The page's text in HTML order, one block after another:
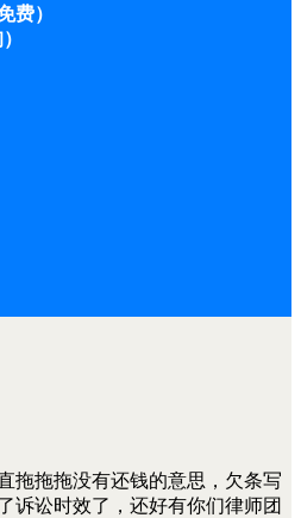
费）
拖拖拖没有还钱的意思，欠条写
诉讼时效了，还好有你们律师团